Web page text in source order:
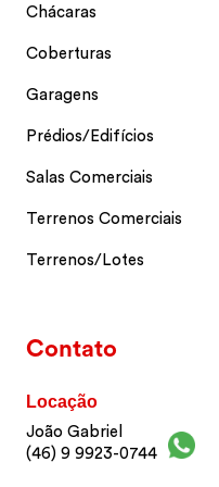
Chácaras
Coberturas
Garagens
Prédios/Edifícios
Salas Comerciais
Terrenos Comerciais
Terrenos/Lotes
Contato
Locação
João Gabriel
(46) 9 9923-0744